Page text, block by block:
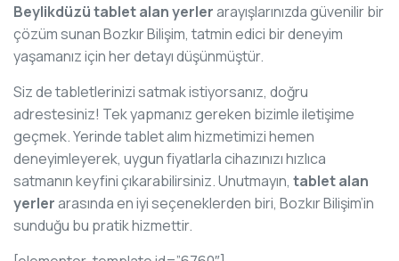
Beylikdüzü tablet alan yerlerarayışlarınızda güvenilir bir
çözüm sunan Bozkır Bilişim, tatmin edici bir deneyim
yaşamanız için her detayı düşünmüştür.
Siz de tabletlerinizi satmak istiyorsanız, doğru
adrestesiniz! Tek yapmanız gereken bizimle iletişime
geçmek. Yerinde tablet alım hizmetimizi hemen
deneyimleyerek, uygun fiyatlarla cihazınızı hızlıca
satmanın keyfini çıkarabilirsiniz. Unutmayın, tablet alan
yerlerarasında en iyi seçeneklerden biri, Bozkır Bilişim’in
sunduğu bu pratik hizmettir.